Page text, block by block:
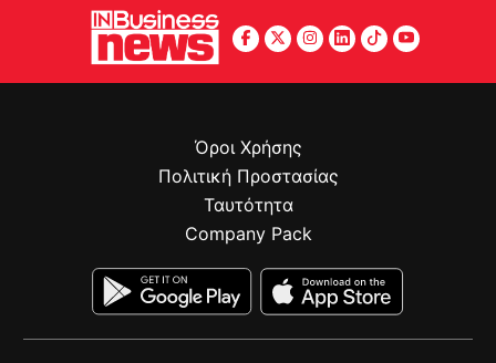
Όροι Χρήσης
Πολιτική Προστασίας
Ταυτότητα
Company Pack